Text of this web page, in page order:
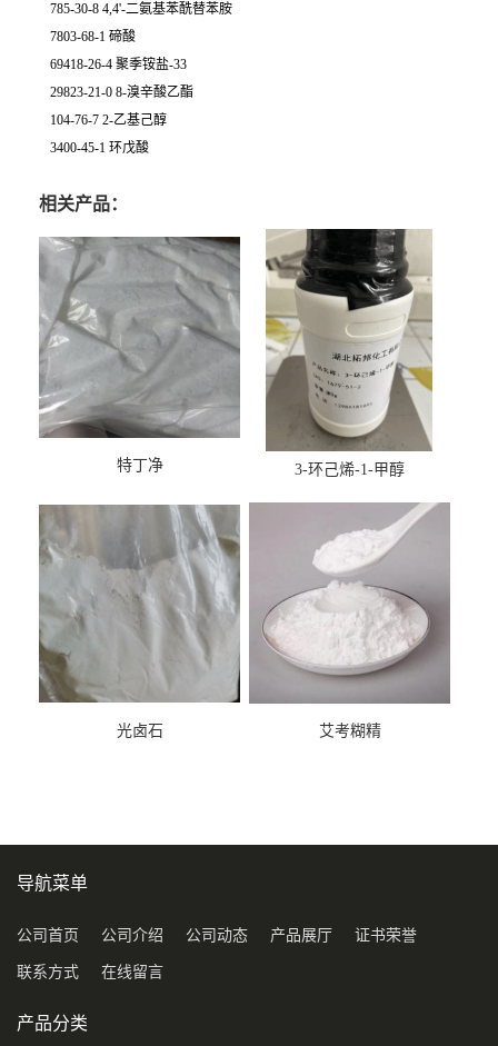
785-30-8 4,4'-二氨基苯酰替苯胺
7803-68-1 碲酸
69418-26-4 聚季铵盐-33
29823-21-0 8-溴辛酸乙酯
104-76-7 2-乙基己醇
3400-45-1 环戊酸
相关产品：
特丁净 3-环己烯-1-甲醇
光卤石 艾考糊精
导航菜单
公司首页 公司介绍 公司动态 产品展厅 证书荣誉
联系方式 在线留言
产品分类